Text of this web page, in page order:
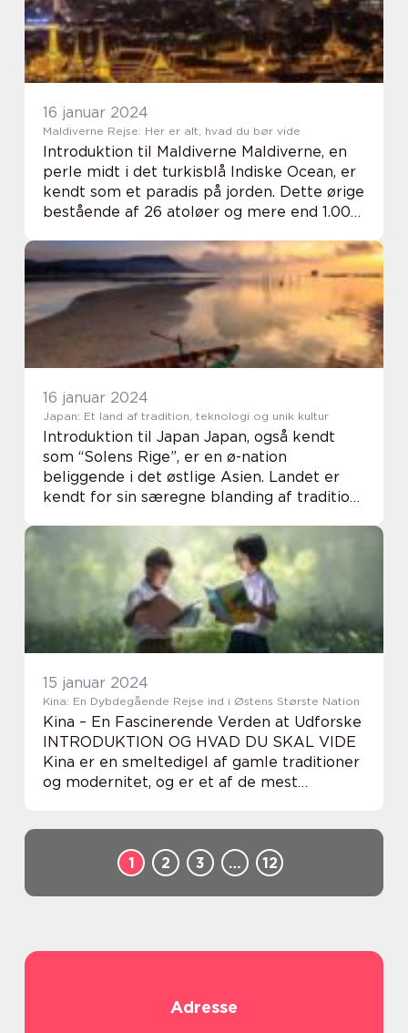
16 januar 2024
Maldiverne Rejse: Her er alt, hvad du bør vide
Introduktion til Maldiverne Maldiverne, en
perle midt i det turkisblå Indiske Ocean, er
kendt som et paradis på jorden. Dette ørige
bestående af 26 atoløer og mere end 1.000
verden med sine uberørte strande, klar...
16 januar 2024
Japan: Et land af tradition, teknologi og unik kultur
Introduktion til Japan Japan, også kendt
som “Solens Rige”, er en ø-nation
beliggende i det østlige Asien. Landet er
kendt for sin særegne blanding af tradition
kultur og historie. For rejsende og ev...
15 januar 2024
Kina: En Dybdegående Rejse ind i Østens Største Nation
Kina – En Fascinerende Verden at Udforske
INTRODUKTION OG HVAD DU SKAL VIDE
Kina er en smeltedigel af gamle traditioner
og modernitet, og er et af de mest
1
2 3 … 12
Adresse